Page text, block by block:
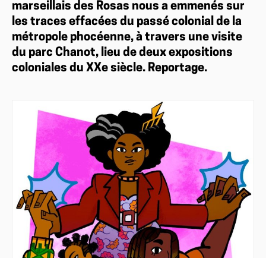
marseillais des Rosas nous a emmenés sur
les traces effacées du passé colonial de la
métropole phocéenne, à travers une visite
du parc Chanot, lieu de deux expositions
coloniales du XXe siècle. Reportage.